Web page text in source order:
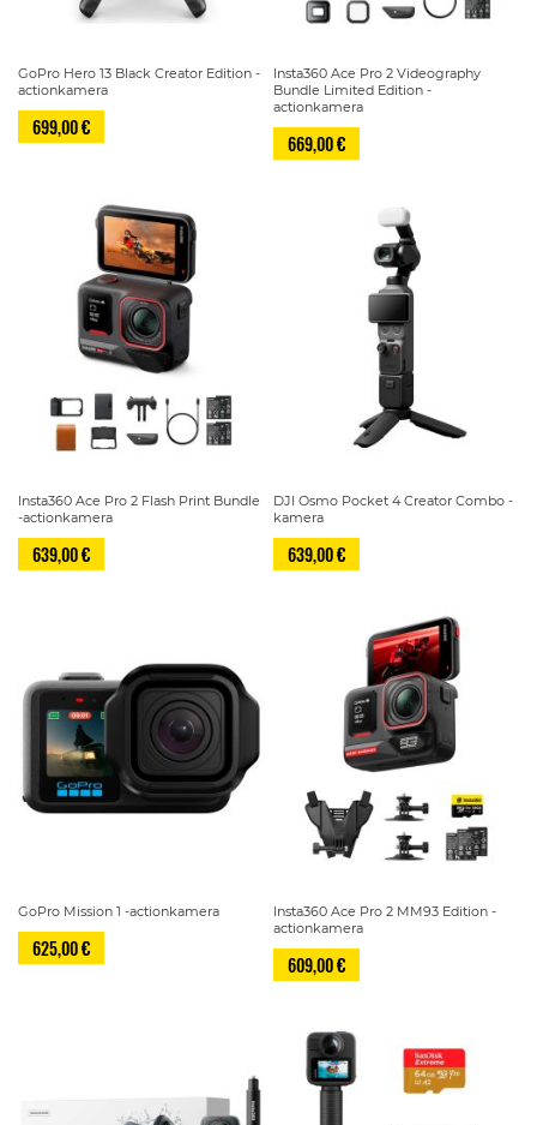
GoPro Hero 13 Black Creator Edition -
actionkamera
699,00 €
Insta360 Ace Pro 2 Videography
Bundle Limited Edition -
actionkamera
669,00 €
Insta360 Ace Pro 2 Flash Print Bundle
-actionkamera
639,00 €
DJI Osmo Pocket 4 Creator Combo -
kamera
639,00 €
GoPro Mission 1 -actionkamera
625,00 €
Insta360 Ace Pro 2 MM93 Edition -
actionkamera
609,00 €